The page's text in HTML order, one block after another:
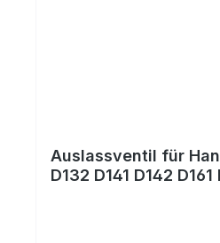
Auslassventil für
D132 D141 D142 D161